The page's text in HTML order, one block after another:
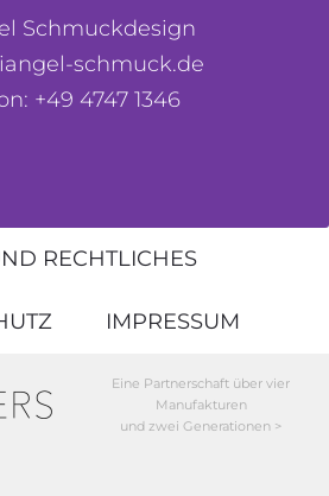
Schmuckdesign
schmuck.de
+49 4747 1346
RECHTLICHES
IMPRESSUM
Eine Partnerschaft über vier
Manufakturen
und zwei Generationen >